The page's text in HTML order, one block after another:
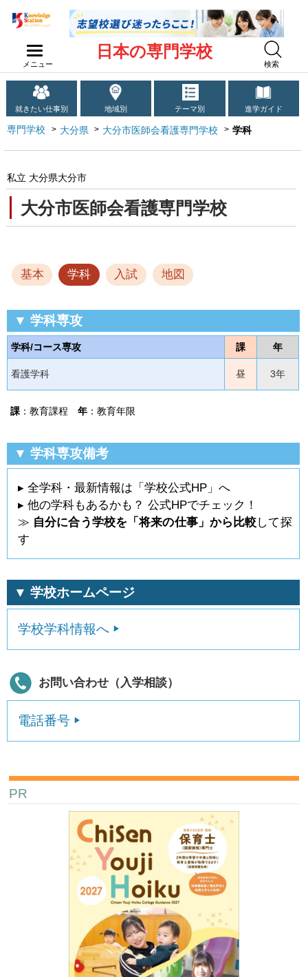
メニュー
日本の専門学校
検索
就きたい仕事別 地域別 テーマ別 進学ガイド
専門学校 大分県 大分市医師会看護専門学校 学科
大分市医師会看護専門学校
私立 大分県大分市
基本 学科 入試 地図
▼ 学科専攻
学科/コース専攻 課 年
看護学科 昼 3年
課 ：教育課程 年 ：教育年限
▼ 学科専攻備考
▸ 全学科・最新情報は「学校公式HP」へ
▸ 他の学科もあるかも？ 公式HPでチェック！
≫ 自分に合う学校を「将来の仕事」から比較して探
す
▼ 学校ホームページ
学校学科情報へ
お問い合わせ（入学相談）
電話番号
PR